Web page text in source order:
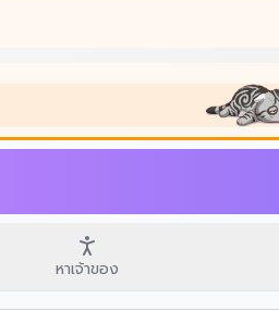
หาเจ้าของ